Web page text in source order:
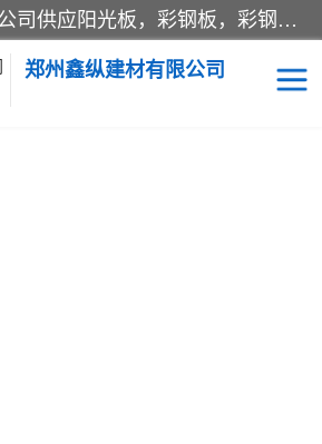
郑州鑫纵建材有限公司供应阳光板，彩钢板，彩钢钢构工程是一家集生产销售租赁安装于一体的企业，主要生产PC采光板，耐力板，仿古琉璃采光板，岩棉板、彩钢压型板、镀锌压型板、桁架楼承板，C、Z型钢檩条、围挡板、轻钢结构，阳光温室大棚等新型建材产品。公司旗下有多台移动式高空压瓦机租赁，承接全国各地业务，专业对外租赁各种型号压瓦机。
郑州鑫纵建材有限公司